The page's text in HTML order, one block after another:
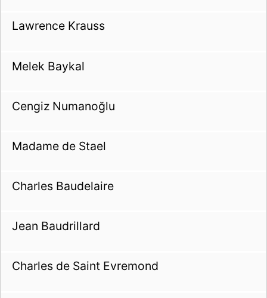
Lawrence Krauss
Melek Baykal
Cengiz Numanoğlu
Madame de Stael
Charles Baudelaire
Jean Baudrillard
Charles de Saint Evremond